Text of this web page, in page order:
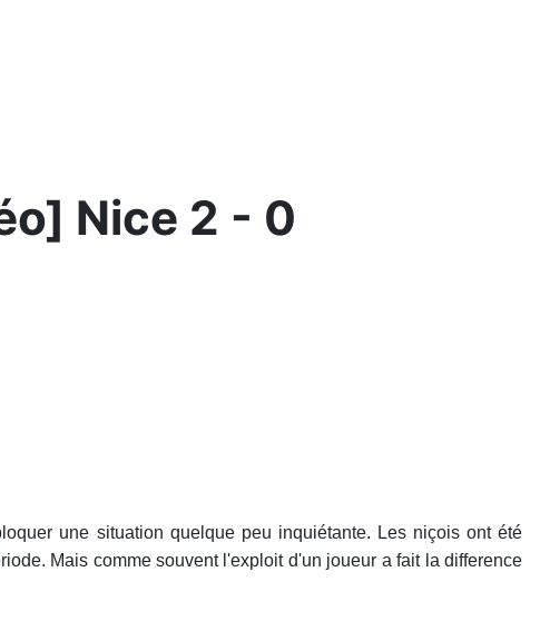
Nice 2 - 0
une situation quelque peu inquiétante. Les niçois ont été
Mais comme souvent l'exploit d'un joueur a fait la difference